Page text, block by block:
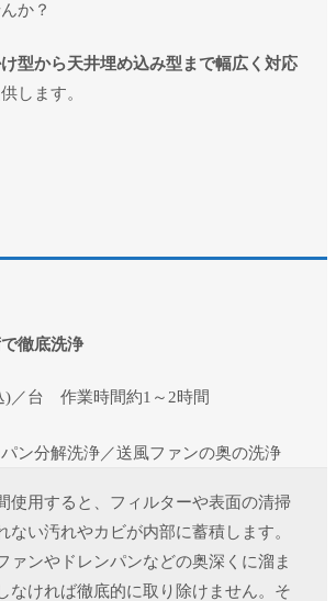
か？
型から天井埋め込み型まで幅広く対応
します。
徹底洗浄
)／台 作業時間約1～2時間
パン分解洗浄／送風ファンの奥の洗浄
使用すると、フィルターや表面の清掃
ない汚れやカビが内部に蓄積します。
ァンやドレンパンなどの奥深くに溜ま
なければ徹底的に取り除けません。そ